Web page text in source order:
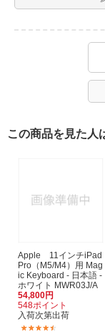
この商品を見た人
Apple 11インチiPad
Pro（M5/M4）用 Mag
ic Keyboard - 日本語 -
ホワイト MWR03J/A
54,800円
548ポイント
入荷次第出荷